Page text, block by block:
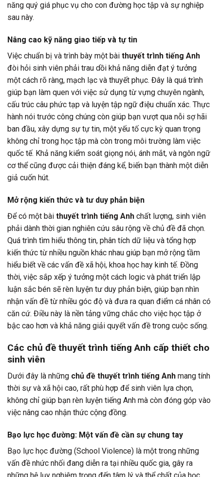
năng quý giá phục vụ cho con đường học tập và sự nghiệp
sau này.
Nâng cao kỹ năng giao tiếp và tự tin
Việc chuẩn bị và trình bày một bài thuyết trình tiếng Anh
đòi hỏi sinh viên phải trau dồi khả năng diễn đạt ý tưởng
một cách rõ ràng, mạch lạc và thuyết phục. Đây là quá trình
giúp bạn làm quen với việc sử dụng từ vựng chuyên ngành,
cấu trúc câu phức tạp và luyện tập ngữ điệu chuẩn xác. Thực
hành nói trước công chúng còn giúp bạn vượt qua nỗi sợ hãi
ban đầu, xây dựng sự tự tin, một yếu tố cực kỳ quan trọng
không chỉ trong học tập mà còn trong môi trường làm việc
quốc tế. Khả năng kiểm soát giọng nói, ánh mắt, và ngôn ngữ
cơ thể cũng được cải thiện đáng kể, biến bạn thành một diễn
giả cuốn hút.
Mở rộng kiến thức và tư duy phản biện
Để có một bài thuyết trình tiếng Anh chất lượng, sinh viên
phải dành thời gian nghiên cứu sâu rộng về chủ đề đã chọn.
Quá trình tìm hiểu thông tin, phân tích dữ liệu và tổng hợp
kiến thức từ nhiều nguồn khác nhau giúp bạn mở rộng tầm
hiểu biết về các vấn đề xã hội, khoa học hay kinh tế. Đồng
thời, việc sắp xếp ý tưởng một cách logic và phát triển lập
luận sắc bén sẽ rèn luyện tư duy phản biện, giúp bạn nhìn
nhận vấn đề từ nhiều góc độ và đưa ra quan điểm cá nhân có
căn cứ. Điều này là nền tảng vững chắc cho việc học tập ở
bậc cao hơn và khả năng giải quyết vấn đề trong cuộc sống.
Các chủ đề thuyết trình tiếng Anh cấp thiết cho
sinh viên
Dưới đây là những chủ đề thuyết trình tiếng Anh mang tính
thời sự và xã hội cao, rất phù hợp để sinh viên lựa chọn,
không chỉ giúp bạn rèn luyện tiếng Anh mà còn đóng góp vào
việc nâng cao nhận thức cộng đồng.
Bạo lực học đường: Một vấn đề cần sự chung tay
Bạo lực học đường (School Violence) là một trong những
vấn đề nhức nhối đang diễn ra tại nhiều quốc gia, gây ra